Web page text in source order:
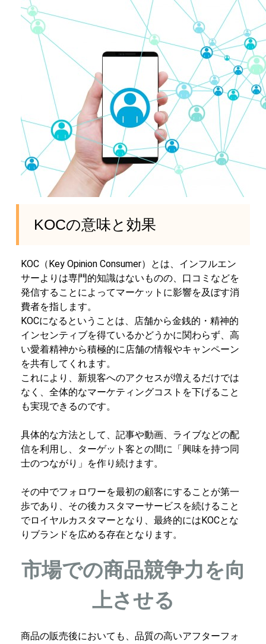
KOCの意味と効果
KOC（Key Opinion Consumer）とは、インフルエン
サーよりは専門的知識はないものの、口コミなどを
発信することによってマーケットに影響を及ぼす消
費者を指します。
KOCになるということは、店舗から金銭的・精神的
インセンティブを得ているかどうかに関わらず、高
い愛着精神から積極的に店舗の情報やキャンペーン
を共有してくれます。
これにより、新規客へのアクセスが増えるだけでは
なく、全体的なマーケティングコストを下げること
も実現できるのです。
具体的な方法として、記事や動画、ライブなどの配
信を利用し、ターゲット客との間に「興味を持つ同
士のつながり」を作り続けます。
その中でフォロワーを最初の顧客にすることが第一
歩であり、その後カスタマーサービスを続けること
でロイヤルカスタマーとなり、最終的にはKOCとな
りブランドを広める存在となります。
市場での商品競争力を向
上させる
商品の販売後においても、品質の高いアフターフォ